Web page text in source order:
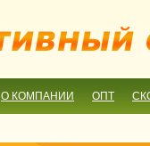
О КОМПАНИИ ОПТ